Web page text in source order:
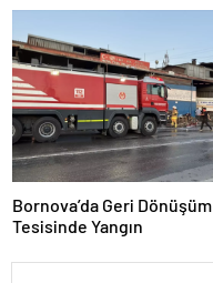
Bornova’da Geri Dönüşüm
Tesisinde Yangın